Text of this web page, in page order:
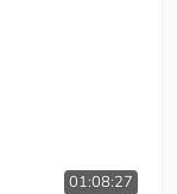
01:08:27